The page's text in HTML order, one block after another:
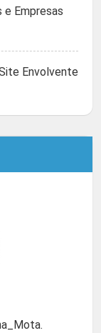
e Empresas
Envolvente